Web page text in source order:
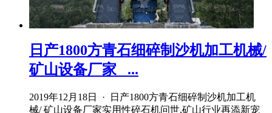
日产1800方青石细碎制沙机加工机械/
矿山设备厂家_ ...
2019年12月18日 · 日产1800方青石细碎制沙机加工机
械/ 矿山设备厂家实用性碎石机问世,矿山行业再添新宠